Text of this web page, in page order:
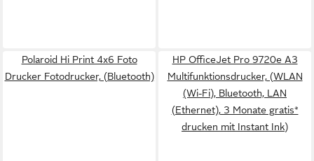
Polaroid Hi Print 4x6 Foto
Drucker Fotodrucker, (Bluetooth)
HP OfficeJet Pro 9720e A3
Multifunktionsdrucker, (WLAN
(Wi-Fi), Bluetooth, LAN
(Ethernet), 3 Monate gratis*
drucken mit Instant Ink)